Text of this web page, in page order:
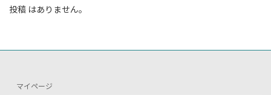
投稿 はありません。
マイページ